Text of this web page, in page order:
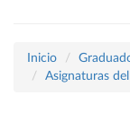
Inicio
Asignaturas